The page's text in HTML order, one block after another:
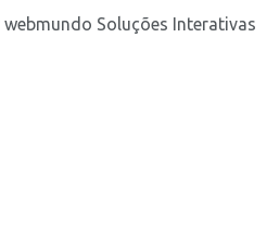
Soluções Interativas